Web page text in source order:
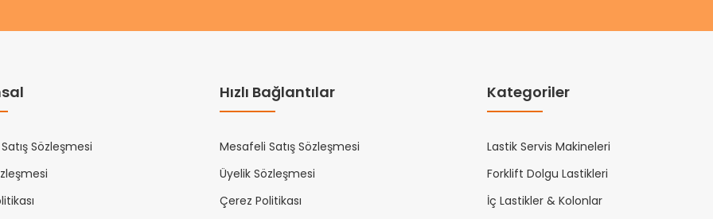
Sözleşmesi
Hızlı Bağlantılar
Mesafeli Satış Sözleşmesi
Üyelik Sözleşmesi
Çerez Politikası
Kategoriler
Lastik Servis Makineleri
Forklift Dolgu Lastikleri
İç Lastikler & Kolonlar